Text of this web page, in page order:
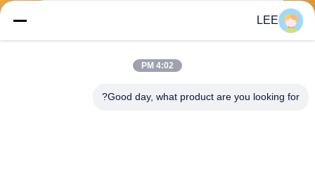
LEE
4:02 PM
Good day, what product are you looking for?